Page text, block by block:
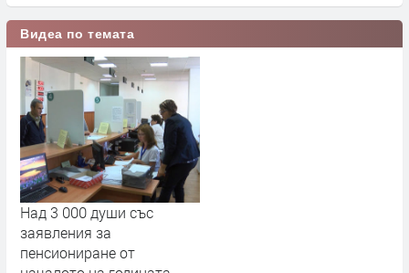
Видеа по темата
Над 3 000 души със
заявления за
пенсиониране от